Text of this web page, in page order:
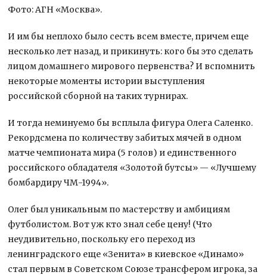
Фото: АГН «Москва».
И им бы неплохо было сесть всем вместе, причем еще
несколько лет назад, и прикинуть: кого бы это сделать
лицом домашнего мирового первенства? И вспомнить
некоторые моменты истории выступления
российской сборной на таких турнирах.
И тогда неминуемо бы всплыла фигура Олега Саленко.
Рекордсмена по количеству забитых мячей в одном
матче чемпионата мира (5 голов) и единственного
российского обладателя «Золотой бутсы» — «Лучшему
бомбардиру ЧМ-1994».
Олег был уникальным по мастерству и амбициям
футболистом. Вот уж кто знал себе цену! (Что
неудивительно, поскольку его переход из
ленинградского еще «Зенита» в киевское «Динамо»
стал первым в Советском Союзе трансфером игрока, за